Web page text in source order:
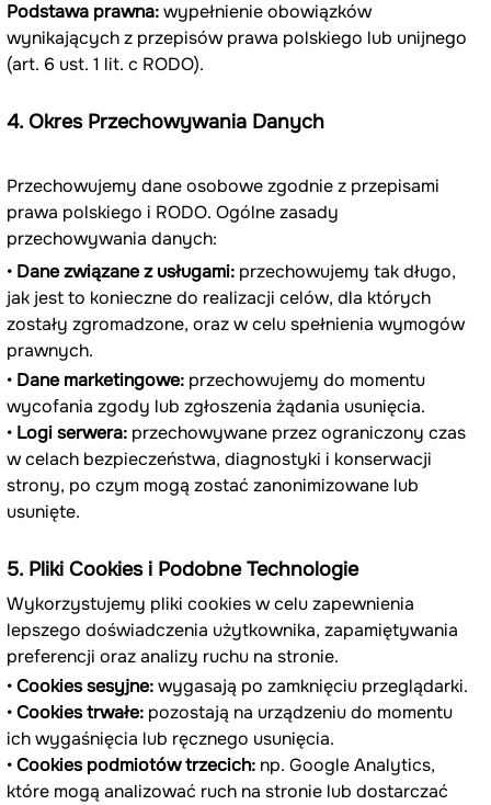
Podstawa prawna: wypełnienie obowiązków
wynikających z przepisów prawa polskiego lub unijnego
(art. 6 ust. 1 lit. c RODO).
4. Okres Przechowywania Danych
Przechowujemy dane osobowe zgodnie z przepisami
prawa polskiego i RODO. Ogólne zasady
przechowywania danych:
• Dane związane z usługami: przechowujemy tak długo,
jak jest to konieczne do realizacji celów, dla których
zostały zgromadzone, oraz w celu spełnienia wymogów
prawnych.
• Dane marketingowe: przechowujemy do momentu
wycofania zgody lub zgłoszenia żądania usunięcia.
• Logi serwera: przechowywane przez ograniczony czas
w celach bezpieczeństwa, diagnostyki i konserwacji
strony, po czym mogą zostać zanonimizowane lub
usunięte.
5. Pliki Cookies i Podobne Technologie
Wykorzystujemy pliki cookies w celu zapewnienia
lepszego doświadczenia użytkownika, zapamiętywania
preferencji oraz analizy ruchu na stronie.
• Cookies sesyjne: wygasają po zamknięciu przeglądarki.
• Cookies trwałe: pozostają na urządzeniu do momentu
ich wygaśnięcia lub ręcznego usunięcia.
• Cookies podmiotów trzecich: np. Google Analytics,
które mogą analizować ruch na stronie lub dostarczać